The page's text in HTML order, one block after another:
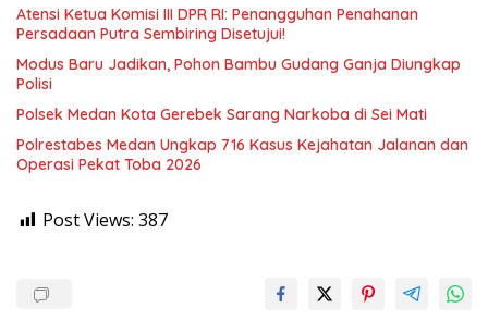
Atensi Ketua Komisi III DPR RI: Penangguhan Penahanan
Persadaan Putra Sembiring Disetujui!
Modus Baru Jadikan, Pohon Bambu Gudang Ganja Diungkap
Polisi
Polsek Medan Kota Gerebek Sarang Narkoba di Sei Mati
Polrestabes Medan Ungkap 716 Kasus Kejahatan Jalanan dan
Operasi Pekat Toba 2026
Post Views: 387